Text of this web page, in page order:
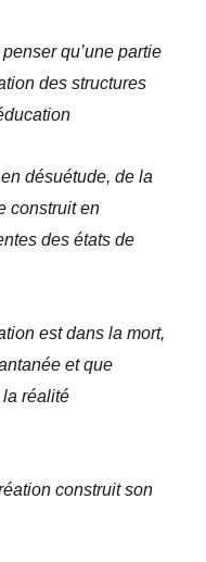
qu’une partie
des structures
désuétude, de la
construit en
des états de
est dans la mort,
et que
la réalité
construit son